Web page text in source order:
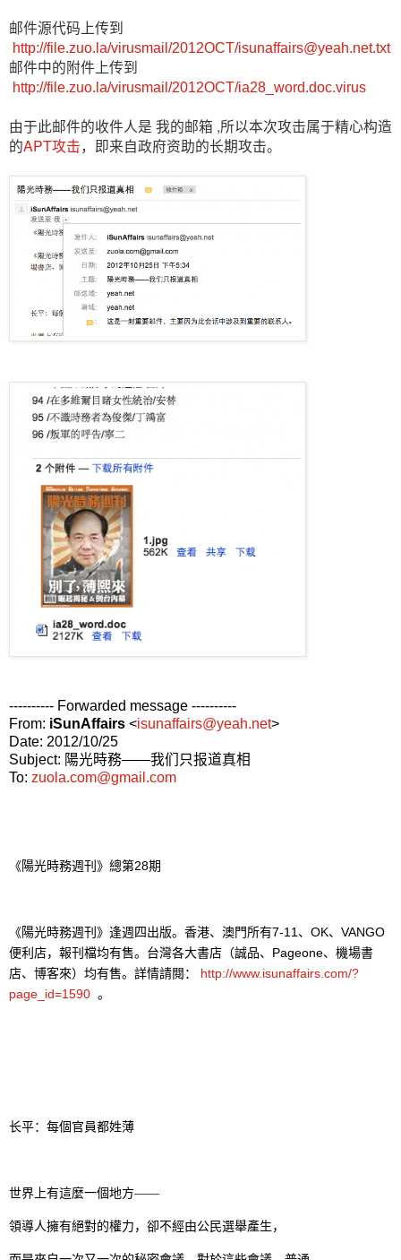
邮件源代码上传到
http://file.zuo.la/virusmail/2012OCT/isunaffairs@yeah.net.txt
邮件中的附件上传到
http://file.zuo.la/virusmail/2012OCT/ia28_word.doc.virus
由于此邮件的收件人是 我的邮箱 ,所以本次攻击属于精心构造
的APT攻击，即来自政府资助的长期攻击。
---------- Forwarded message ----------
From: iSunAffairs <isunaffairs@yeah.net>
Date: 2012/10/25
Subject: 陽光時務——我们只报道真相
To: zuola.com@gmail.com
《陽光時務週刊》總第28期
《陽光時務週刊》逢週四出版。香港、澳門所有7-11 、 OK、 VANGO
便利店，報刊檔均有售。台灣各大書店（誠品、 Pageone、機場書
店、博客來）均有售。詳情請閱：
http://www.isunaffairs.com/?
page_id=1590 。
长平：每個官員都姓薄
世界上有這麼一個地方——
領導人擁有絕對的權力，卻不經由公民選舉產生，